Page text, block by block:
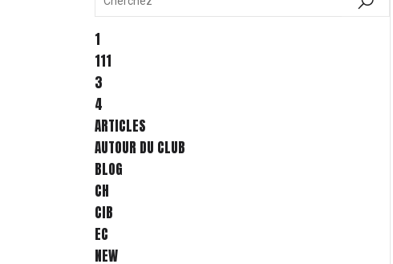
1
111
3
4
ARTICLES
AUTOUR DU CLUB
BLOG
CH
CIB
EC
NEW